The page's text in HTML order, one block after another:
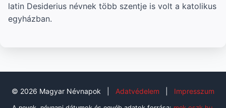
latin Desiderius névnek több szentje is volt a katolikus
egyházban.
© 2026 Magyar Névnapok Adatvédelem Impresszum